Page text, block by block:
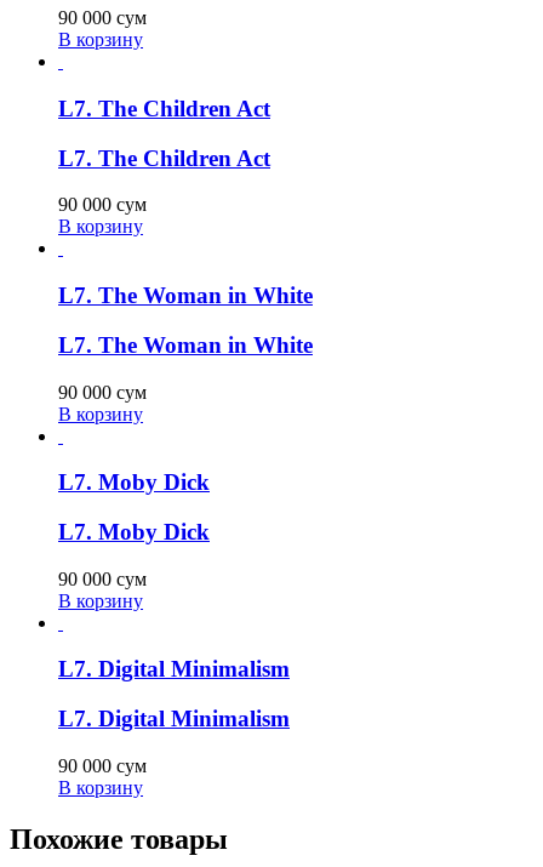
90 000 сум
В корзину
L7. The Children Act
L7. The Children Act
90 000 сум
В корзину
L7. The Woman in White
L7. The Woman in White
90 000 сум
В корзину
L7. Moby Dick
L7. Moby Dick
90 000 сум
В корзину
L7. Digital Minimalism
L7. Digital Minimalism
90 000 сум
В корзину
Похожие товары